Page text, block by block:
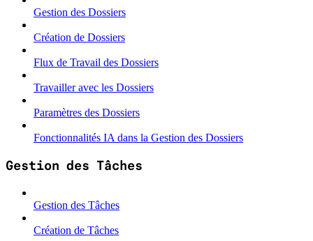
Gestion des Dossiers
Création de Dossiers
Flux de Travail des Dossiers
Travailler avec les Dossiers
Paramètres des Dossiers
Fonctionnalités IA dans la Gestion des Dossiers
Gestion des Tâches
Gestion des Tâches
Création de Tâches